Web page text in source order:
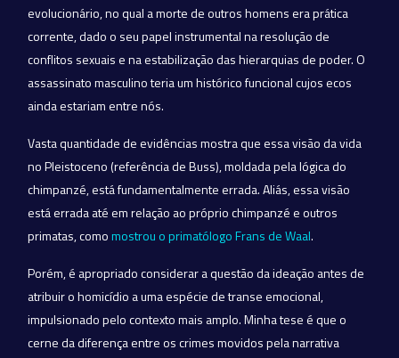
evolucionário, no qual a morte de outros homens era prática
corrente, dado o seu papel instrumental na resolução de
conflitos sexuais e na estabilização das hierarquias de poder. O
assassinato masculino teria um histórico funcional cujos ecos
ainda estariam entre nós.
Vasta quantidade de evidências mostra que essa visão da vida
no Pleistoceno (referência de Buss), moldada pela lógica do
chimpanzé, está fundamentalmente errada. Aliás, essa visão
está errada até em relação ao próprio chimpanzé e outros
primatas, comomostrou o primatólogo Frans deWaal.
Porém, é apropriado considerar a questão da ideação antes de
atribuir o homicídio a uma espécie de transe emocional,
impulsionado pelo contexto mais amplo. Minha tese é que o
cerne da diferença entre os crimes movidos pela narrativa